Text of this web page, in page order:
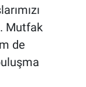
Mutfak
de